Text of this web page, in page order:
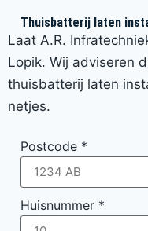
Thuisbatterij laten
Laat A.R.
Lopik. Wij adviseren
thuisbatterij laten
netjes.
Postcode *
Huisnummer *